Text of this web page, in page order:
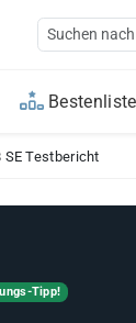
SE Testbericht
Tipp!